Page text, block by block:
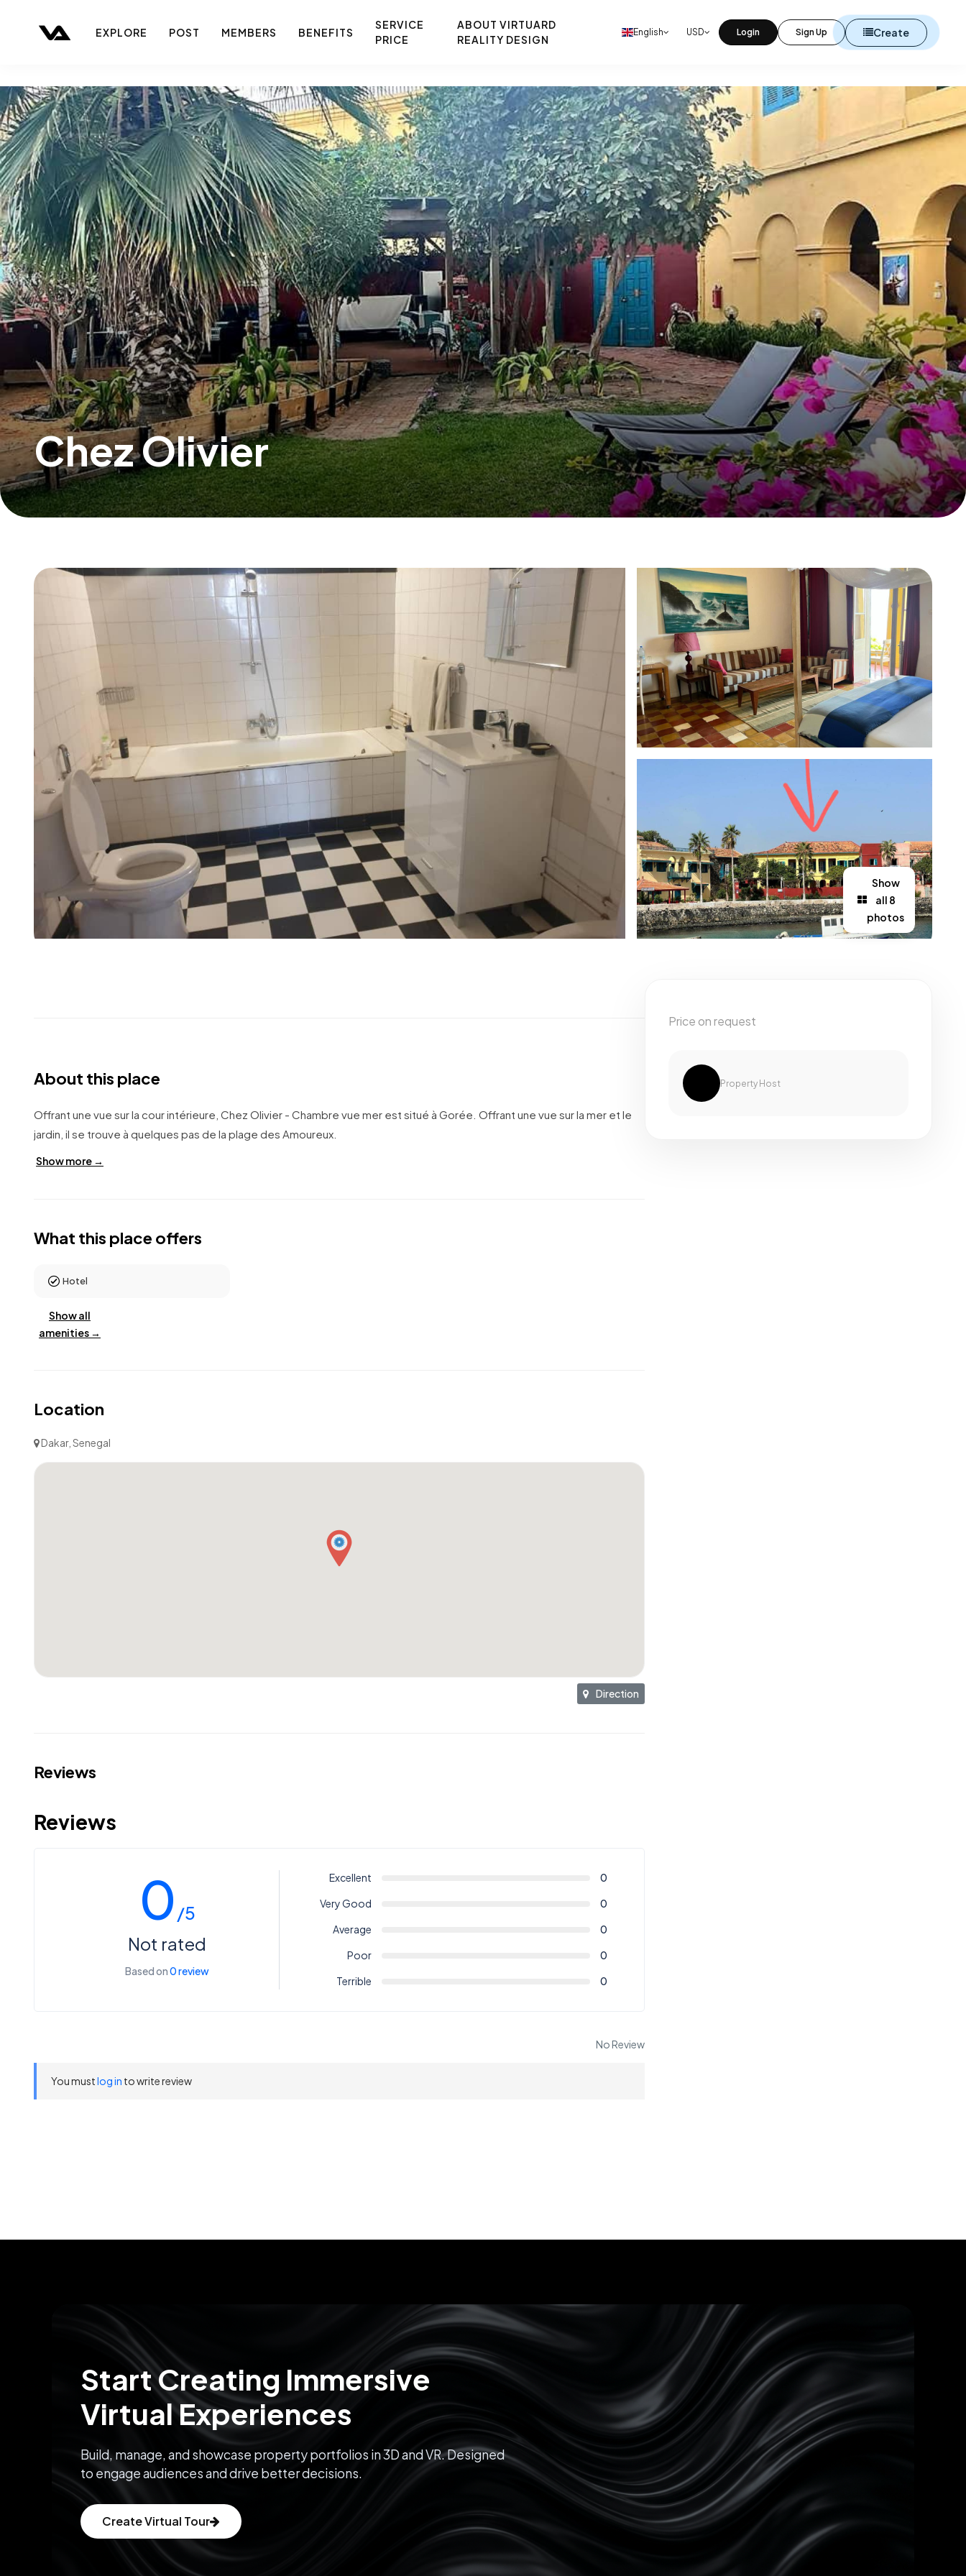
EXPLORE POST MEMBERS BENEFITS
SERVICE
PRICE
ABOUT VIRTUARD
REALITY DESIGN
English USD Login Sign Up Create
Chez Olivier
Show
all 8
photos
About this place
Offrant une vue sur la cour intérieure, Chez Olivier - Chambre vue mer est situé à Gorée. Offrant une vue sur la mer et le
jardin, il se trouve à quelques pas de la plage des Amoureux.
Show more →
What this place offers
Hotel
Show all
amenities →
Location
Dakar, Senegal
Direction
Reviews
Reviews
0 /5
Not rated
Based on0 review
Excellent
0
Very Good
0
Average
0
Poor
0
Terrible
0
No Review
You mustlog in to write review
Price on request
Property Host
Start Creating Immersive
Virtual Experiences
Build, manage, and showcase property portfolios in 3D and VR. Designed
to engage audiences and drive better decisions.
Create Virtual Tour